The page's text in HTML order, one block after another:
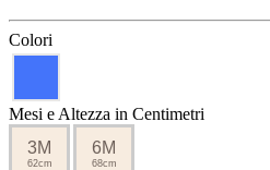
Colori
Mesi e Altezza in Centimetri
3M
62cm
6M
68cm